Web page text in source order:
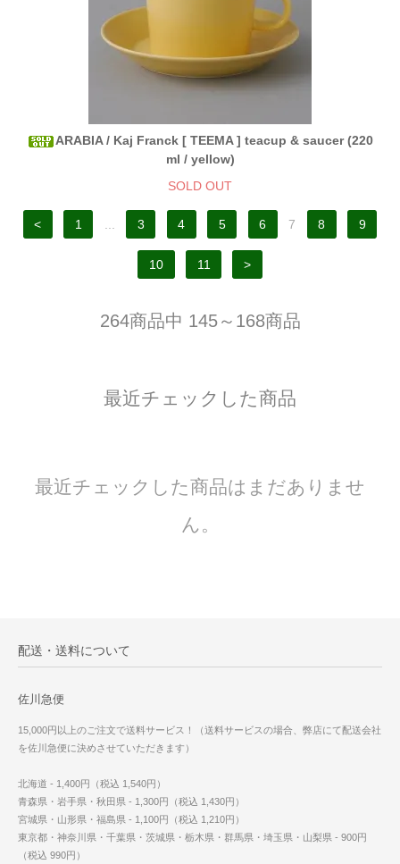
ARABIA / Kaj Franck [ TEEMA ] teacup & saucer (220
ml / yellow)
SOLD OUT
< 1 3 4 5 6 7 8 9
10 11 >
264商品中 145～168商品
最近チェックした商品
最近チェックした商品はまだありませ
ん。
配送・送料について
佐川急便
15,000円以上のご注文で送料サービス！（送料サービスの場合、弊店にて配送会社
を佐川急便に決めさせていただきます）
北海道 - 1,400円（税込 1,540円）
青森県・岩手県・秋田県 - 1,300円（税込 1,430円）
宮城県・山形県・福島県 - 1,100円（税込 1,210円）
東京都・神奈川県・千葉県・茨城県・栃木県・群馬県・埼玉県・山梨県 - 900円
（税込 990円）